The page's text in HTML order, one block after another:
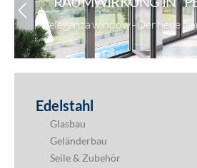
eleganza window - Der neue
Edelstahl
Glasbau
Geländerbau
Seile & Zubehör